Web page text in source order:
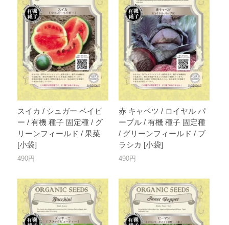
スイカ / シュガー ベイビ
ー / 有機 種子 固定種 / グ
リーンフィールド / 果菜
[小袋]
490円
赤 キャベツ / ロイヤル パ
ープル / 有機 種子 固定種
/ グリーンフィールド / ブ
ラシカ [小袋]
490円